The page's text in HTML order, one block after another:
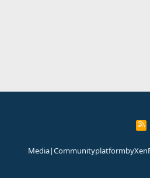
R
S
Community platform by
|
Media